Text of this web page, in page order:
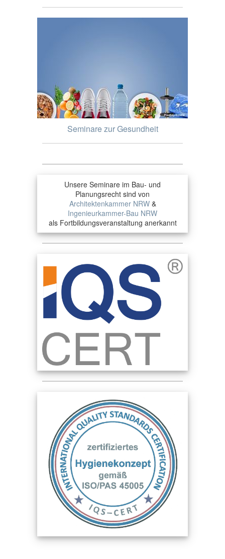
Seminare zur Gesundheit
Unsere Seminare im Bau- und
Planungsrecht sind von
Architektenkammer NRW&
Ingenieurkammer-Bau NRW
als Fortbildungsveranstaltung anerkannt